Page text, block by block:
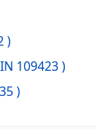
)
109423 )
)